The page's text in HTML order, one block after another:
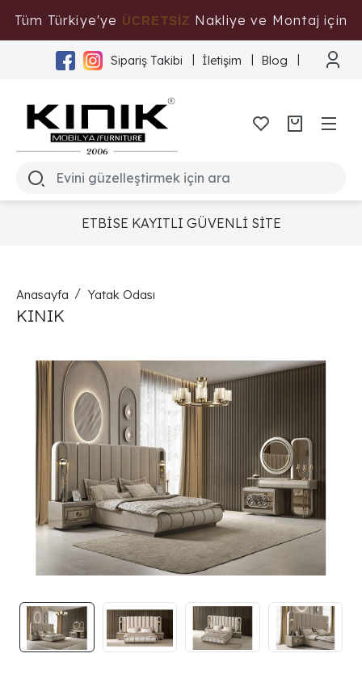
Tüm Türkiye'ye ÜCRETSİZ Nakliye ve Montaj için
Tıklayınız
Sipariş Takibi İletişim Blog
ETBİSE KAYITLI GÜVENLİ SİTE
Anasayfa Yatak Odası
KINIK